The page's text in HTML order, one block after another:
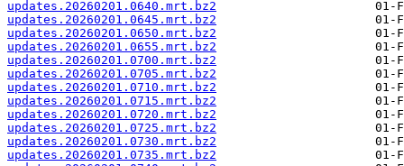
updates.20260201.0640.mrt.bz2
updates.20260201.0645.mrt.bz2
updates.20260201.0650.mrt.bz2
updates.20260201.0655.mrt.bz2
updates.20260201.0700.mrt.bz2
updates.20260201.0705.mrt.bz2
updates.20260201.0710.mrt.bz2
updates.20260201.0715.mrt.bz2
updates.20260201.0720.mrt.bz2
updates.20260201.0725.mrt.bz2
updates.20260201.0730.mrt.bz2
updates.20260201.0735.mrt.bz2